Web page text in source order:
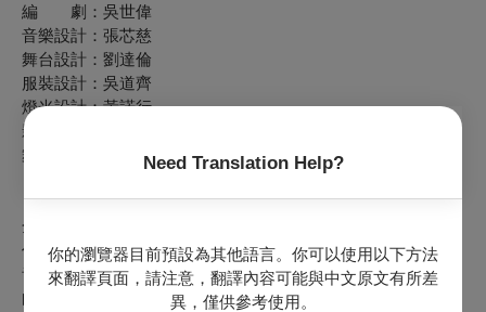
Need Translation Help?
你的瀏覽器目前預設為其他語言。你可以使用以下方法
來翻譯頁面，請注意，翻譯內容可能與中文原文有所差
異，僅供參考使用。
編 劇：吳世偉
音樂設計：張芯慈
舞台設計：劉達倫
服裝設計：吳道齊
燈光設計：黃諾行
影像設計：羅士翔
舞蹈設計：郭靜婷
【我們是…全民大劇團】
全民大劇團成立於
作品至今共二十八部，並經常跨界合作，包含有文學、影視、
音樂...等資源，製作出更有獨特性、爆發性、未來性、市場性
的作品，期許開創華人文化不同的視野。